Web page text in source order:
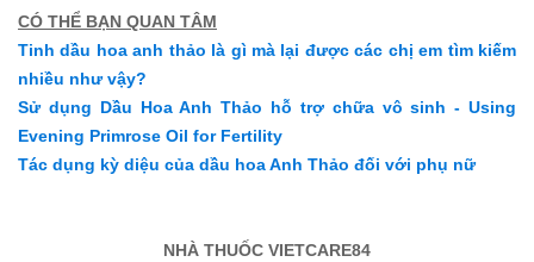
CÓ THỂ BẠN QUAN TÂM
Tinh dầu hoa anh thảo là gì mà lại được các chị em tìm kiếm
nhiều như vậy?
Sử dụng Dầu Hoa Anh Thảo hỗ trợ chữa vô sinh - Using
Evening Primrose Oil for Fertility
Tác dụng kỳ diệu của dầu hoa Anh Thảo đối với phụ nữ
NHÀ THUỐC VIETCARE84